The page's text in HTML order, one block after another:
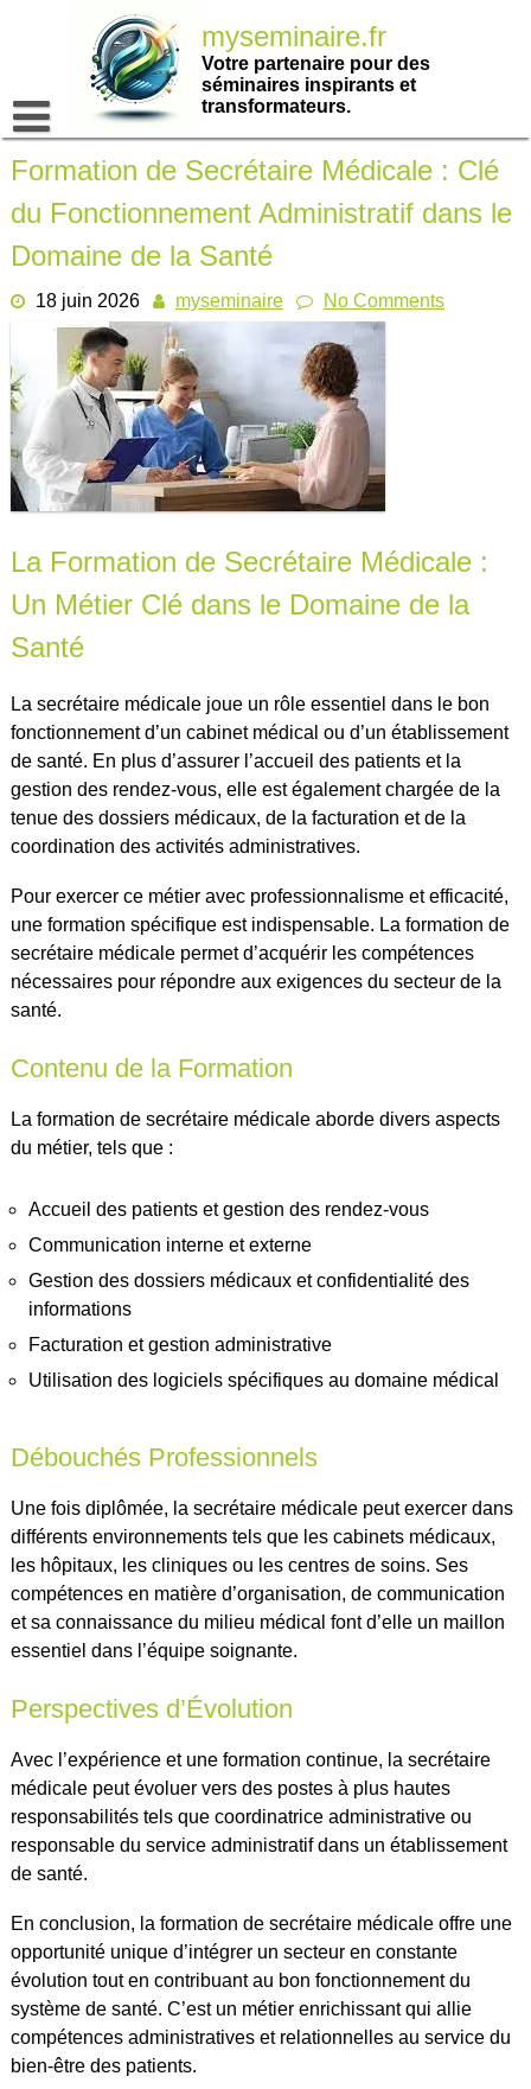
myseminaire.fr
Votre partenaire pour des
séminaires inspirants et
transformateurs.
Formation de Secrétaire Médicale : Clé
du Fonctionnement Administratif dans le
Domaine de la Santé
18 juin 2026 myseminaire No Comments
La Formation de Secrétaire Médicale :
Un Métier Clé dans le Domaine de la
Santé
La secrétaire médicale joue un rôle essentiel dans le bon
fonctionnement d’un cabinet médical ou d’un établissement
de santé. En plus d’assurer l’accueil des patients et la
gestion des rendez-vous, elle est également chargée de la
tenue des dossiers médicaux, de la facturation et de la
coordination des activités administratives.
Pour exercer ce métier avec professionnalisme et efficacité,
une formation spécifique est indispensable. La formation de
secrétaire médicale permet d’acquérir les compétences
nécessaires pour répondre aux exigences du secteur de la
santé.
Contenu de la Formation
La formation de secrétaire médicale aborde divers aspects
du métier, tels que :
Accueil des patients et gestion des rendez-vous
Communication interne et externe
Gestion des dossiers médicaux et confidentialité des
informations
Facturation et gestion administrative
Utilisation des logiciels spécifiques au domaine médical
Débouchés Professionnels
Une fois diplômée, la secrétaire médicale peut exercer dans
différents environnements tels que les cabinets médicaux,
les hôpitaux, les cliniques ou les centres de soins. Ses
compétences en matière d’organisation, de communication
et sa connaissance du milieu médical font d’elle un maillon
essentiel dans l’équipe soignante.
Perspectives d’Évolution
Avec l’expérience et une formation continue, la secrétaire
médicale peut évoluer vers des postes à plus hautes
responsabilités tels que coordinatrice administrative ou
responsable du service administratif dans un établissement
de santé.
En conclusion, la formation de secrétaire médicale offre une
opportunité unique d’intégrer un secteur en constante
évolution tout en contribuant au bon fonctionnement du
système de santé. C’est un métier enrichissant qui allie
compétences administratives et relationnelles au service du
bien-être des patients.